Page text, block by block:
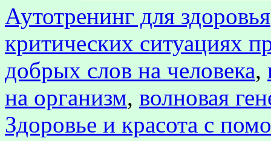
Аутотренинг для здоровья
критических ситуациях
добрых слов на человека,
на организм, волновая
Здоровье и красота с